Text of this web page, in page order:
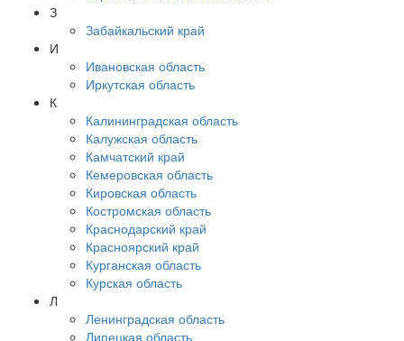
З
Забайкальский край
И
Ивановская область
Иркутская область
К
Калининградская область
Калужская область
Камчатский край
Кемеровская область
Кировская область
Костромская область
Краснодарский край
Красноярский край
Курганская область
Курская область
Л
Ленинградская область
Липецкая область